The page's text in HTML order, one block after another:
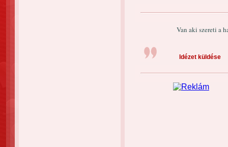
Van aki szereti a
Idézet küldése